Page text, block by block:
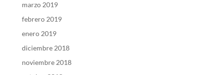
marzo 2019
febrero 2019
enero 2019
diciembre 2018
noviembre 2018